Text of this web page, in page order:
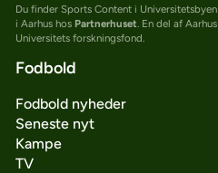
Du finder Sports Content i Universitetsbyen
i Aarhus hos Partnerhuset. En del af Aarhus
Universitets forskningsfond.
Fodbold
Fodbold nyheder
Seneste nyt
Kampe
TV